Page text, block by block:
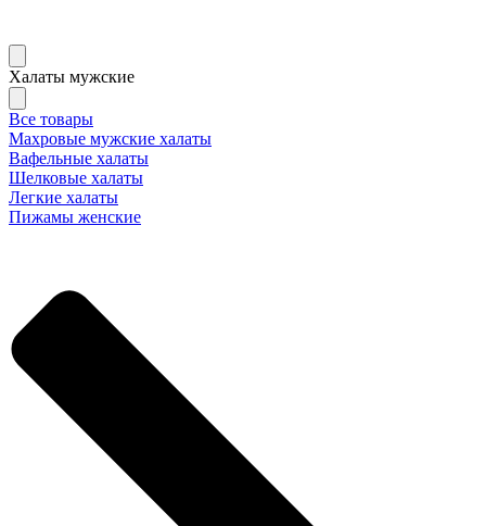
Халаты мужские
Все товары
Махровые мужские халаты
Вафельные халаты
Шелковые халаты
Легкие халаты
Пижамы женские